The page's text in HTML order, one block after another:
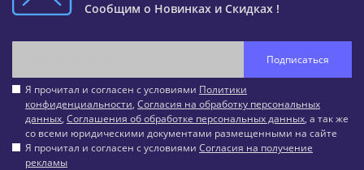
Сообщим о Новинках и Скидках !
Подписаться
Я прочитал и согласен с условиями Политики
конфиденциальности, Согласия на обработку персональных
данных, Соглашения об обработке персональных данных, а так же
со всеми юридическими документами размещенными на сайте
Я прочитал и согласен с условиями Согласия на получение
рекламы